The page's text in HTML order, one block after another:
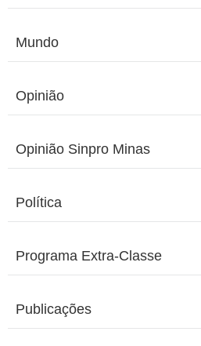
Mundo
Opinião
Opinião Sinpro Minas
Política
Programa Extra-Classe
Publicações